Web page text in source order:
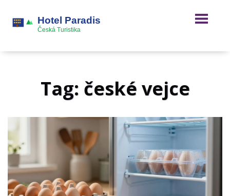
Tag: české vejce